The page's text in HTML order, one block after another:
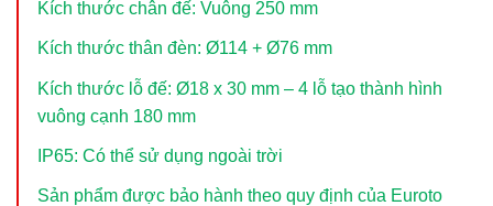
Kích thước chân đế: Vuông 250 mm
Kích thước thân đèn: Ø114 + Ø76 mm
Kích thước lỗ đế: Ø18 x 30 mm – 4 lỗ tạo thành hình
vuông cạnh 180 mm
IP65: Có thể sử dụng ngoài trời
Sản phẩm được bảo hành theo quy định của Euroto